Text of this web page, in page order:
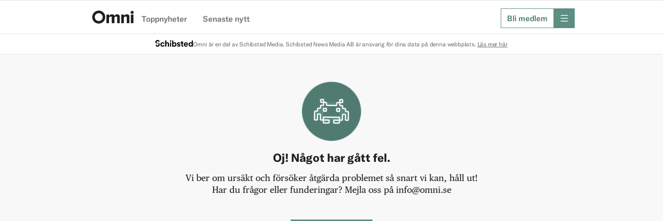
Toppnyheter Senaste nytt Bli medlem meny
Omni är en del av Schibsted Media. Schibsted News Media AB är ansvarig för dina data på denna webbplats. Läs mer här
Oj! Något har gått fel.
Vi ber om ursäkt och försöker åtgärda problemet så snart vi kan, håll ut!
Har du frågor eller funderingar? Mejla oss på info@omni.se